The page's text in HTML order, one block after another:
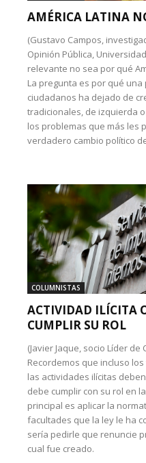
AMÉRICA LATINA
(Gustavo Campos,
Opinión Pública,
relevante no sea por qué
La pregunta es por qué
ciudadanos ha dejado de
tradicionales, de izquierda
los problemas que más les
verdadero cambio político
COLUMNISTAS
ACTIVIDAD ILÍCITA
CUMPLIR SU ROL
(Javier Jaque, socio Líder de
Recordemos que incluso
las actividades ilícitas
debe cumplir con su rol en
principal es aplicar la
facultades que la ley le ha
sería pedirle que renuncie
cual fue creado.